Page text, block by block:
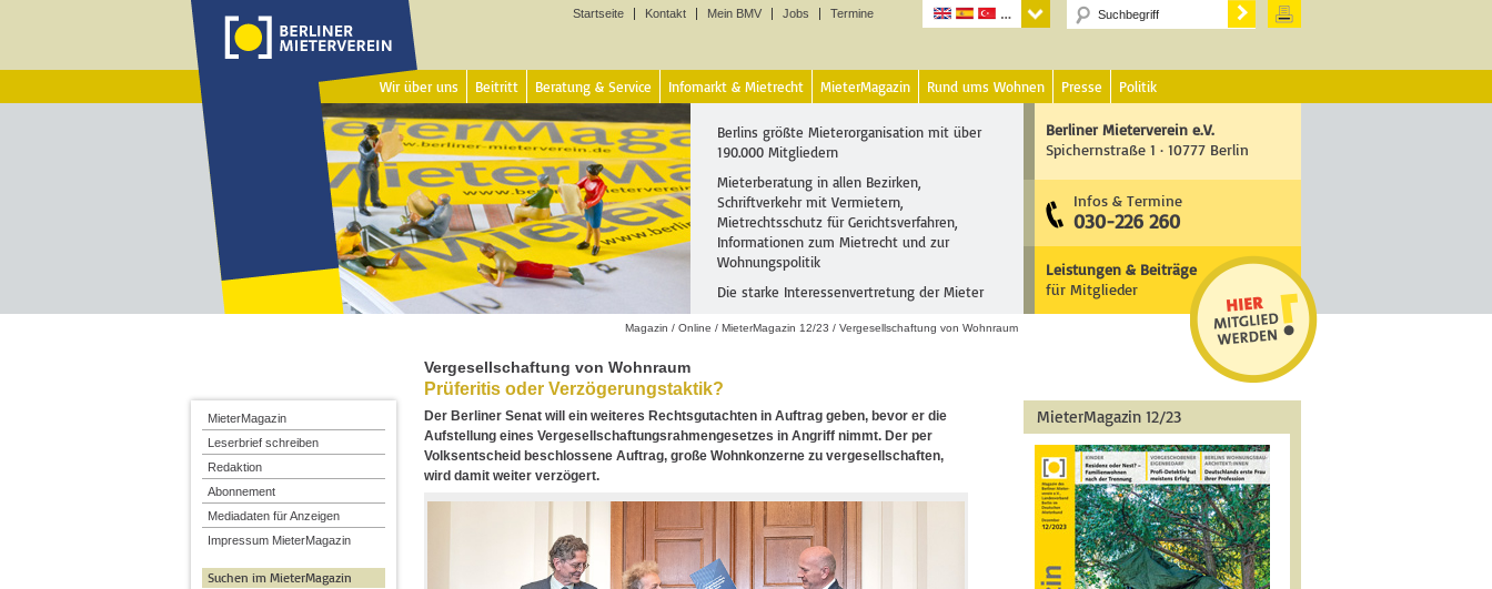
Startseite Kontakt Mein BMV Jobs Termine
Wir über uns Beitritt Beratung & Service Infomarkt & Mietrecht MieterMagazin Rund ums Wohnen Presse Politik
Berlins größte Mieterorganisation mit über
190.000 Mitgliedern
Mieterberatung in allen Bezirken,
Schriftverkehr mit Vermietern,
Mietrechtsschutz für Gerichtsverfahren,
Informationen zum Mietrecht und zur
Wohnungspolitik
Die starke Interessenvertretung der Mieter
Berliner Mieterverein e.V.
Spichernstraße 1 · 10777 Berlin
Infos & Termine
030-226 260
Leistungen & Beiträge
für Mitglieder
Magazin / Online / MieterMagazin 12/23 / Vergesellschaftung von Wohnraum
Vergesellschaftung von Wohnraum
Prüferitis oder Verzögerungstaktik?
Der Berliner Senat will ein weiteres Rechtsgutachten in Auftrag geben, bevor er die
Aufstellung eines Vergesellschaftungsrahmengesetzes in Angriff nimmt. Der per
Volksentscheid beschlossene Auftrag, große Wohnkonzerne zu vergesellschaften,
wird damit weiter verzögert.
MieterMagazin 12/23
MieterMagazin
Leserbrief schreiben
Redaktion
Abonnement
Mediadaten für Anzeigen
Impressum MieterMagazin
Suchen im MieterMagazin